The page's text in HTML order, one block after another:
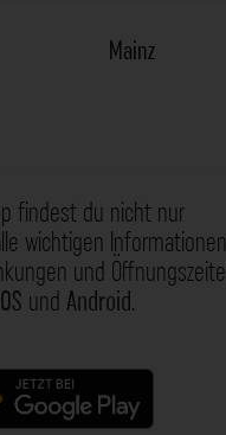
Mainz
findest du nicht nur
wichtigen
und
undAndroid.